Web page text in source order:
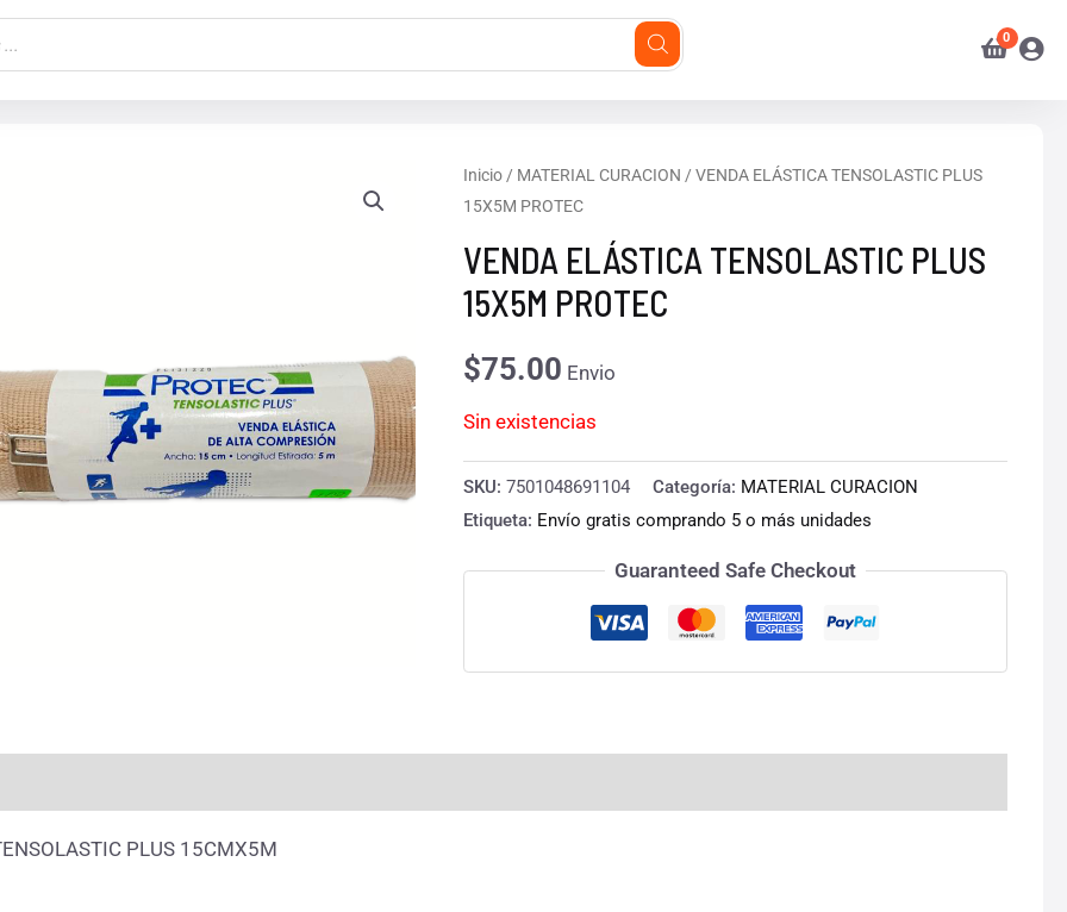
Inicio/ MATERIAL CURACION / VENDA ELÁSTICA TENSOLASTIC PLUS
15X5M PROTEC
VENDA ELÁSTICA TENSOLASTIC PLUS
15X5M PROTEC
$75.00 Envio
Sin existencias
SKU: 7501048691104 Categoría: MATERIAL CURACION
Etiqueta: Envío gratis comprando 5 o más unidades
Guaranteed Safe Checkout
PLUS 15CMX5M